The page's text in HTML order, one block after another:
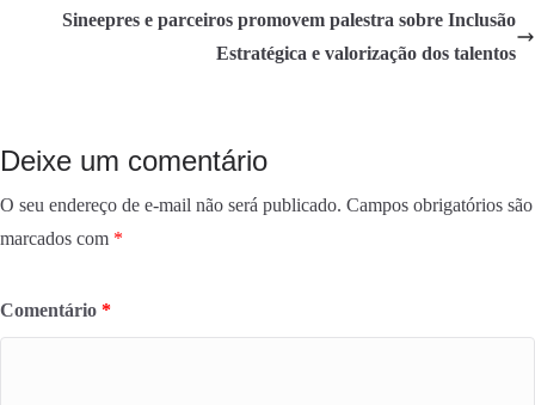
Sineepres e parceiros promovem palestra sobre Inclusão
Estratégica e valorização dos talentos
Deixe um comentário
O seu endereço de e-mail não será publicado. Campos obrigatórios são
marcados com *
Comentário *